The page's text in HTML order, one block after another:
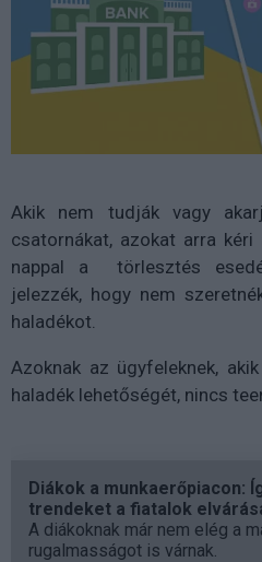
Akik nem tudják vagy
csatornákat, azokat arra kéri
nappal a törlesztés
jelezzék, hogy nem
haladékot.
Azoknak az ügyfeleknek,
haladék lehetőségét, nincs
Diákok a munkaerőpiacon:
trendeket a fiatalok
A diákoknak már nem elég a
rugalmasságot is várnak.